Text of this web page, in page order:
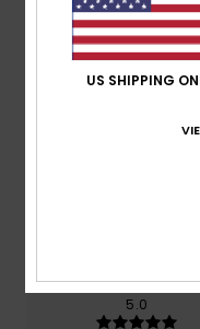
Comfort
5.0
US SHIPPING